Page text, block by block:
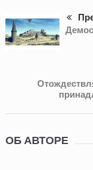
ОБ АВТОРЕ